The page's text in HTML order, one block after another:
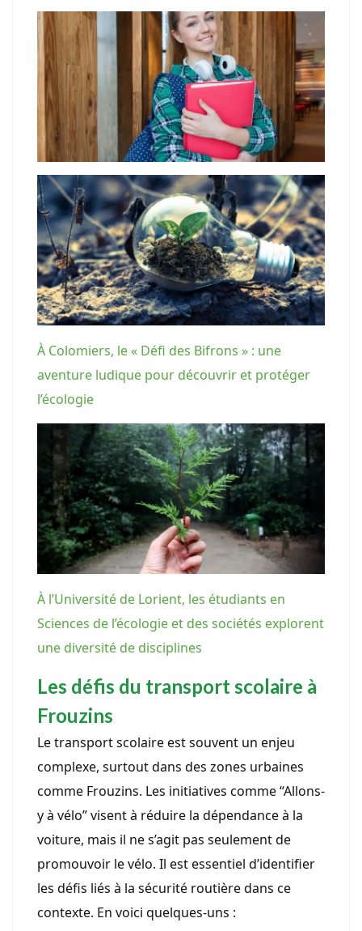
À Colomiers, le « Défi des Bifrons » : une
aventure ludique pour découvrir et protéger
l’écologie
À l’Université de Lorient, les étudiants en
Sciences de l’écologie et des sociétés explorent
une diversité de disciplines
Les défis du transport scolaire à
Frouzins
Le transport scolaire est souvent un enjeu
complexe, surtout dans des zones urbaines
comme Frouzins. Les initiatives comme “Allons-
y à vélo” visent à réduire la dépendance à la
voiture, mais il ne s’agit pas seulement de
promouvoir le vélo. Il est essentiel d’identifier
les défis liés à la sécurité routière dans ce
contexte. En voici quelques-uns :